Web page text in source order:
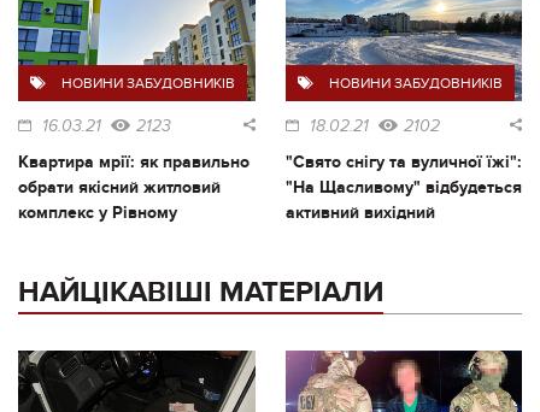
НОВИНИ ЗАБУДОВНИКІВ
16.03.21 2123
Квартира мрії: як правильно
обрати якісний житловий
комплекс у Рівному
НОВИНИ ЗАБУДОВНИКІВ
18.02.21 2102
"Свято снігу та вуличної їжі":
"На Щасливому" відбудеться
активний вихідний
НАЙЦІКАВІШІ МАТЕРІАЛИ